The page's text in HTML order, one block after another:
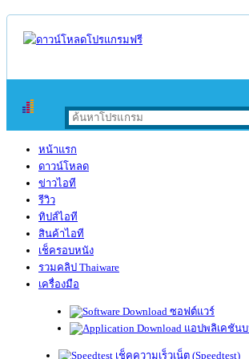
หน้าแรก
ดาวน์โหลด
ข่าวไอที
รีวิว
ทิปส์ไอที
สินค้าไอที
เช็ครอบหนัง
รวมคลิป Thaiware
เครื่องมือ
ซอฟต์แวร์
แอปพลิเคชัน
เช็คความเร็วเน็ต (Speedtest)